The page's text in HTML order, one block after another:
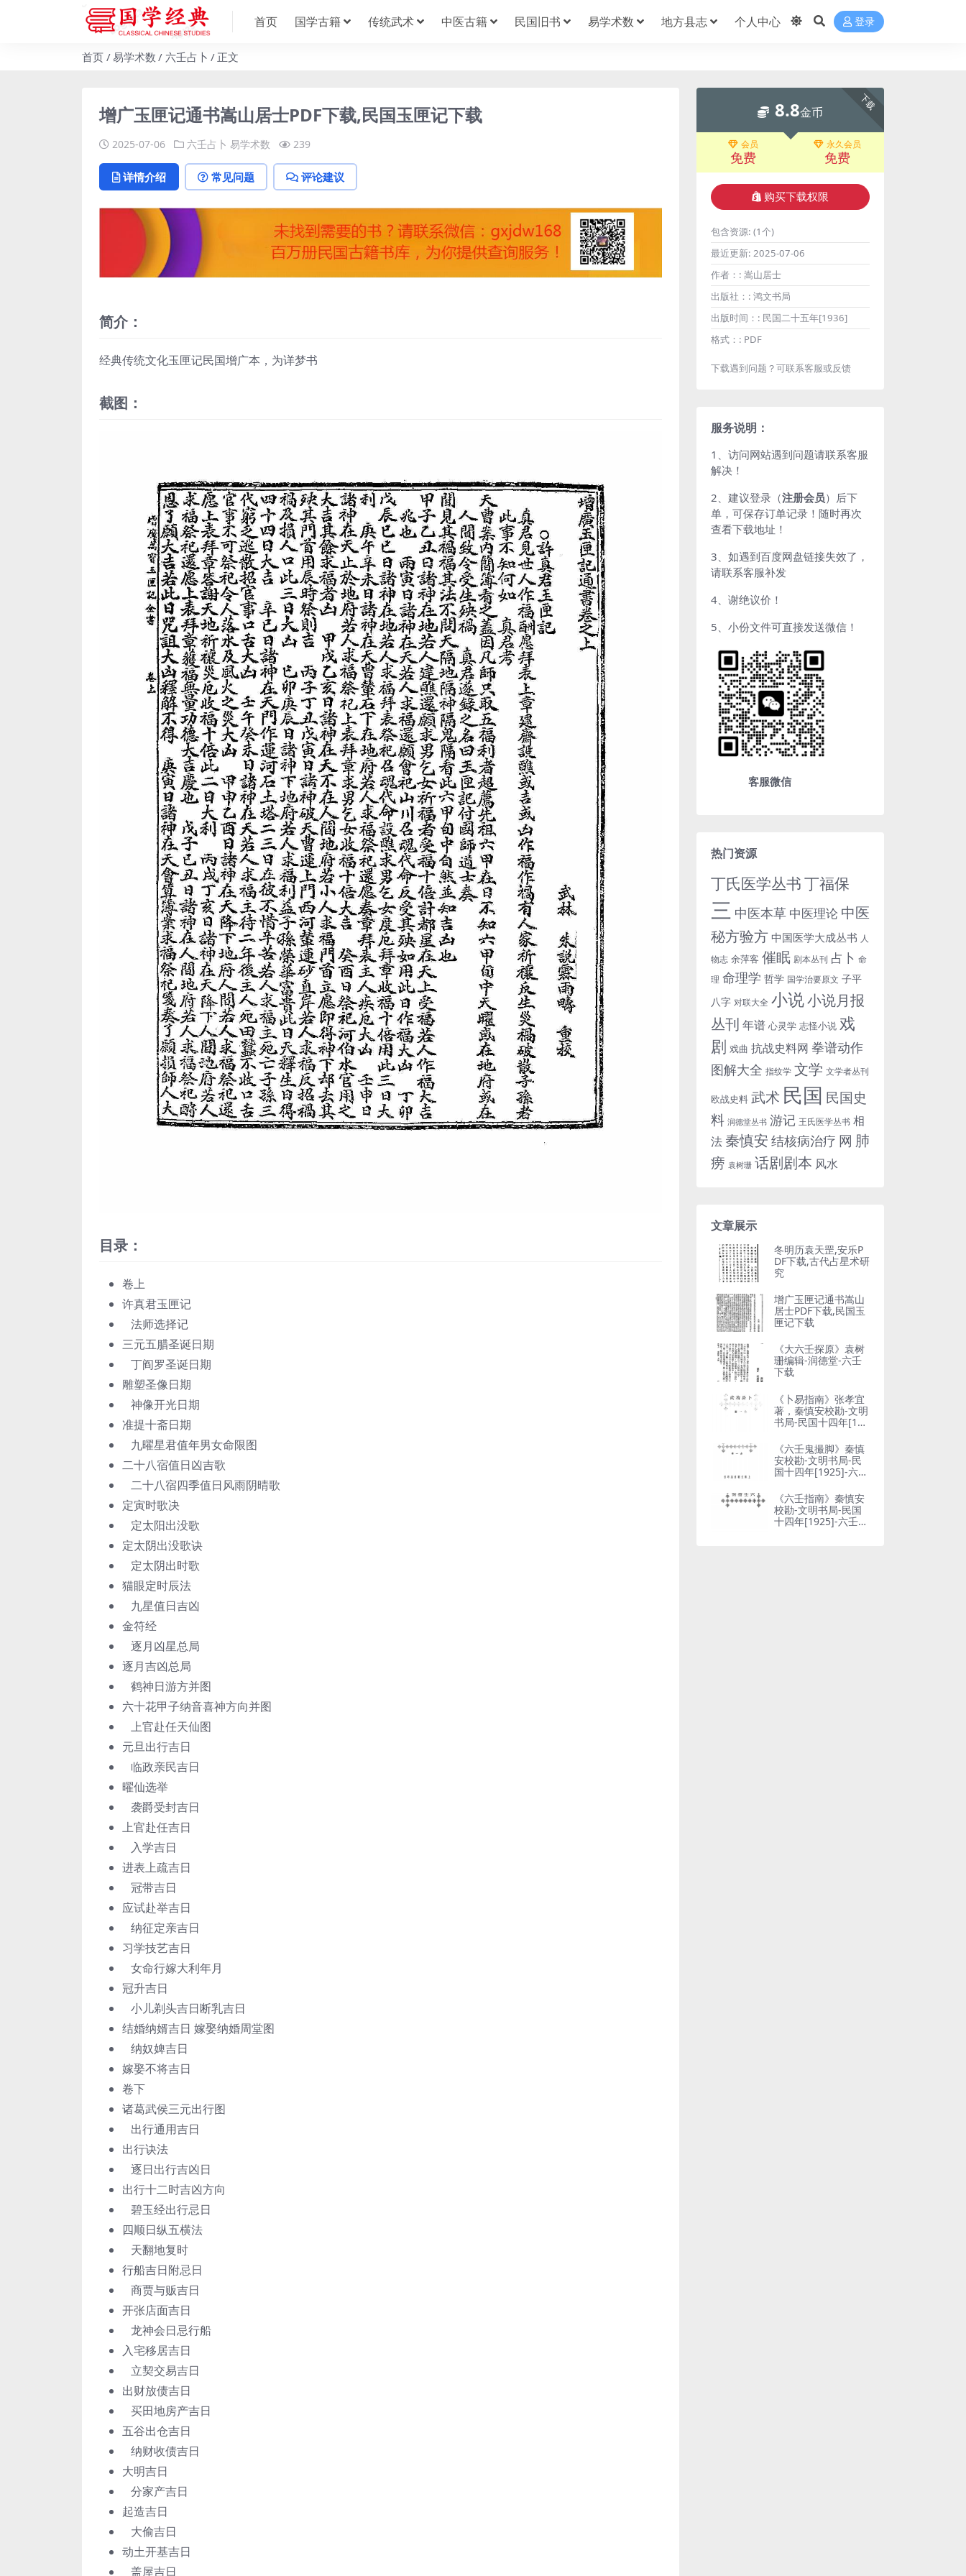
首页 国学古籍 传统武术 中医古籍 民国旧书 易学术数 地方县志 个人中心 登录
首页 易学术数 六壬占卜 正文
增广玉匣记通书嵩山居士PDF下载,民国玉匣记下载
2025-07-06 六壬占卜 易学术数 239
详情介绍 常见问题 评论建议
简介：
经典传统文化玉匣记民国增广本，为详梦书
截图：
目录：
卷上
许真君玉匣记
法师选择记
三元五腊圣诞日期
丁阎罗圣诞日期
雕塑圣像日期
神像开光日期
准提十斋日期
九曜星君值年男女命限图
二十八宿值日凶吉歌
二十八宿四季值日风雨阴晴歌
定寅时歌决
定太阳出没歌
定太阴出没歌诀
定太阴出时歌
猫眼定时辰法
九星值日吉凶
金符经
逐月凶星总局
逐月吉凶总局
鹤神日游方并图
六十花甲子纳音喜神方向并图
上官赴任天仙图
元旦出行吉日
临政亲民吉日
曜仙选举
袭爵受封吉日
上官赴任吉日
入学吉日
进表上疏吉日
冠带吉日
应试赴举吉日
纳征定亲吉日
习学技艺吉日
女命行嫁大利年月
冠升吉日
小儿剃头吉日断乳吉日
结婚纳婿吉日 嫁娶纳婚周堂图
纳奴婢吉日
嫁娶不将吉日
卷下
诸葛武侯三元出行图
出行通用吉日
出行诀法
逐日出行吉凶日
出行十二时吉凶方向
碧玉经出行忌日
四顺日纵五横法
天翻地复时
行船吉日附忌日
商贾与贩吉日
开张店面吉日
龙神会日忌行船
入宅移居吉日
立契交易吉日
出财放债吉日
买田地房产吉日
五谷出仓吉日
纳财收债吉日
大明吉日
分家产吉日
起造吉日
大偷吉日
动土开基吉日
盖屋吉日
下载
8.8金币
会员
免费
永久会员
免费
购买下载权限
包含资源: (1个)
最近更新: 2025-07-06
作者：: 嵩山居士
出版社：: 鸿文书局
出版时间：: 民国二十五年[1936]
格式：: PDF
下载遇到问题？可联系客服或反馈
服务说明：
1、访问网站遇到问题请联系客服
解决！
2、建议登录（注册会员）后下
单，可保存订单记录！随时再次
查看下载地址！
3、如遇到百度网盘链接失效了，
请联系客服补发
4、谢绝议价！
5、小份文件可直接发送微信！
客服微信
热门资源
丁氏医学丛书丁福保
三 中医本草 中医理论 中医
秘方验方 中国医学大成丛书 人
物志 余萍客 催眠 剧本丛刊 占卜 命
理 命理学 哲学 国学治要原文 子平
八字 对联大全 小说小说月报
丛刊 年谱 心灵学 志怪小说 戏
剧 戏曲 抗战史料网 拳谱动作
图解大全 指纹学 文学 文学者丛刊
欧战史料 武术 民国 民国史
料 润德堂丛书 游记 王氏医学丛书 相
法 秦慎安 结核病治疗 网 肺
痨 袁树珊 话剧剧本 风水
文章展示
冬明历袁天罡,安乐P
DF下载,古代占星术研
究
增广玉匣记通书嵩山
居士PDF下载,民国玉
匣记下载
《大六壬探原》袁树
珊编辑-润德堂-六壬
下载
《卜易指南》张孝宜
著，秦慎安校勘-文明
书局-民国十四年[192
《六壬鬼撮脚》秦慎
安校勘-文明书局-民
国十四年[1925]-六壬
《六壬指南》秦慎安
校勘-文明书局-民国
十四年[1925]-六壬占